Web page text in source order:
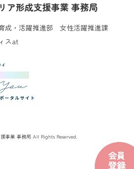
ア形成支援事業 事務局
成・活躍推進部 女性活躍推進課
スat
事業 事務局 All Rights Reserved.